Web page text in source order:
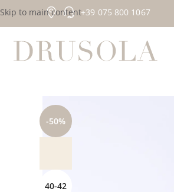
Skip to main content+39 075 800 1067
-50%
40-42